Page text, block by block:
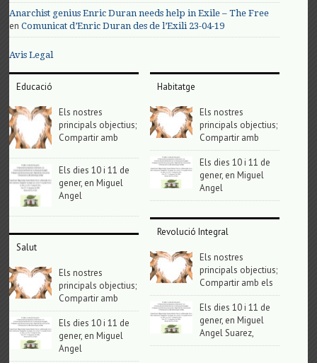
Anarchist genius Enric Duran needs help in Exile – The Free
enComunicat d’Enric Duran des de l’Exili 23-04-19
Avis Legal
Educació
Els nostres
principals objectius;
Compartir amb
Els dies 10 i 11 de
gener, en Miguel
Angel
Salut
Els nostres
principals objectius;
Compartir amb
Els dies 10 i 11 de
gener, en Miguel
Angel
Habitatge
Els nostres
principals objectius;
Compartir amb
Els dies 10 i 11 de
gener, en Miguel
Angel
Revolució Integral
Els nostres
principals objectius;
Compartir amb els
Els dies 10 i 11 de
gener, en Miguel
Angel Suarez,